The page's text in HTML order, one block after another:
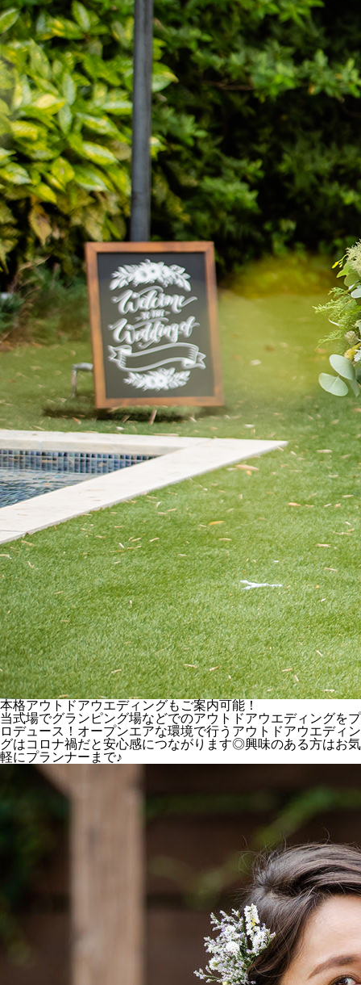
本格アウトドアウエディングもご案内可能！
当式場でグランピング場などでのアウトドアウエディングをプ
ロデュース！オープンエアな環境で行うアウトドアウエディン
グはコロナ禍だと安心感につながります◎興味のある方はお気
軽にプランナーまで♪